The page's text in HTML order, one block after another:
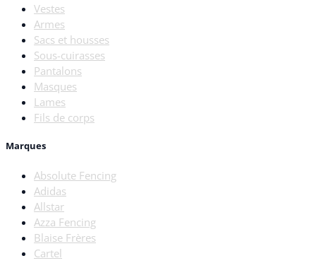
Vestes
Armes
Sacs et housses
Sous-cuirasses
Pantalons
Masques
Lames
Fils de corps
Marques
Absolute Fencing
Adidas
Allstar
Azza Fencing
Blaise Frères
Cartel